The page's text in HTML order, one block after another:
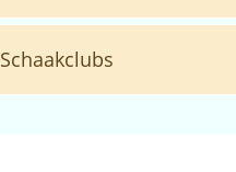
Schaakclubs